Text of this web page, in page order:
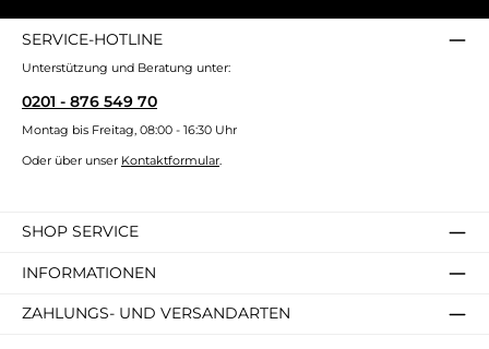
SERVICE-HOTLINE
Unterstützung und Beratung unter:
0201 - 876 549 70
Montag bis Freitag, 08:00 - 16:30 Uhr
Oder über unser Kontaktformular.
SHOP SERVICE
INFORMATIONEN
ZAHLUNGS- UND VERSANDARTEN